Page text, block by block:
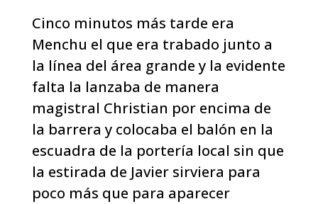
Cinco minutos más tarde era
Menchu el que era trabado junto a
la línea del área grande y la evidente
falta la lanzaba de manera
magistral Christian por encima de
la barrera y colocaba el balón en la
escuadra de la portería local sin que
la estirada de Javier sirviera para
poco más que para aparecer